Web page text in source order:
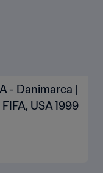
- Danimarca |
USA 1999